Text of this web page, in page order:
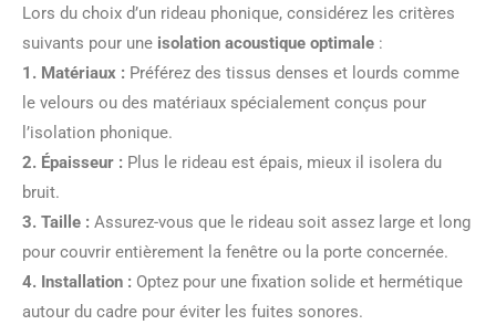
Lors du choix d’un rideau phonique, considérez les critères
suivants pour une isolation acoustique optimale :
1. Matériaux : Préférez des tissus denses et lourds comme
le velours ou des matériaux spécialement conçus pour
l’isolation phonique.
2. Épaisseur : Plus le rideau est épais, mieux il isolera du
bruit.
3. Taille : Assurez-vous que le rideau soit assez large et long
pour couvrir entièrement la fenêtre ou la porte concernée.
4. Installation : Optez pour une fixation solide et hermétique
autour du cadre pour éviter les fuites sonores.